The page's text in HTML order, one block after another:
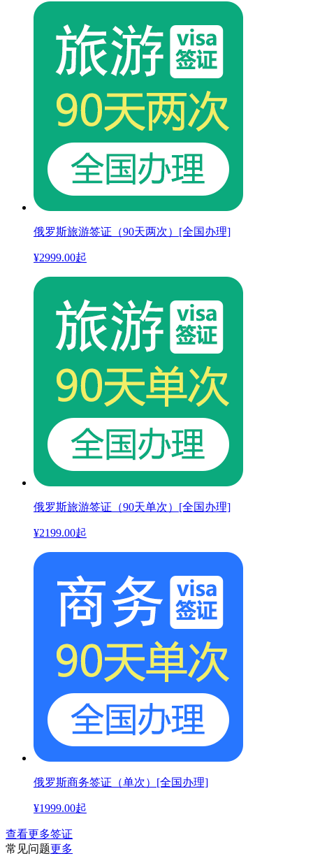
俄罗斯旅游签证（90天两次）[全国办理]
¥2999.00起
俄罗斯旅游签证（90天单次）[全国办理]
¥2199.00起
俄罗斯商务签证（单次）[全国办理]
¥1999.00起
查看更多签证
常见问题更多